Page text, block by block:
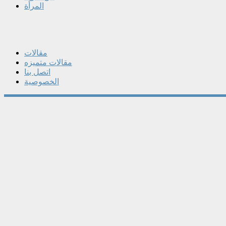
المرأة
مقالات
مقالات متميزه
اتصل بنا
الخصوصية